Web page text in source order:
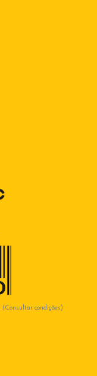
(Consultar condições)